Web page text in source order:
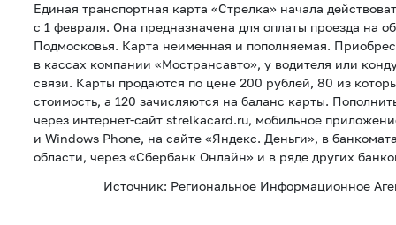
Единая транспортная карта «Стрелка» начала
с 1 февраля. Она предназначена для оплаты проезда на
Подмосковья. Карта неименная и пополняемая.
в кассах компании «Мострансавто», у водителя или
связи. Карты продаются по цене 200 рублей, 80 из
стоимость, а 120 зачисляются на баланс карты.
через интернет-сайт strelkacard.ru, мобильное
и Windows Phone, на сайте «Яндекс. Деньги», в
области, через «Сбербанк Онлайн» и в ряде других
Источник: Региональное Информационное